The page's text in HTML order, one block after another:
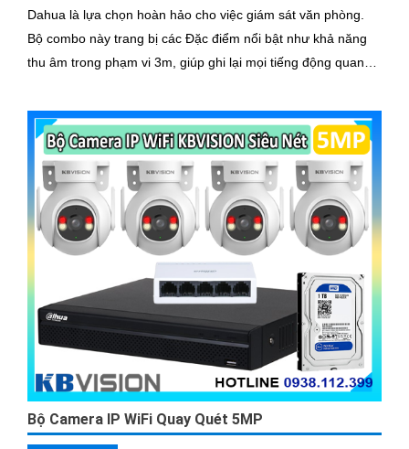
Dahua là lựa chọn hoàn hảo cho việc giám sát văn phòng.
Bộ combo này trang bị các Đặc điểm nổi bật như khả năng
thu âm trong phạm vi 3m, giúp ghi lại mọi tiếng động quan
Bộ Camera IP WiFi Quay Quét 5MP